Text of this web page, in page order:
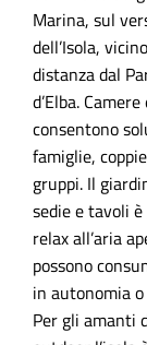
Marina, sul
dell’Isola,
distanza dal
d’Elba.
consentono
famiglie,
gruppi. Il
sedie e tavoli
relax all’aria
possono
in autonomia
Per gli amanti